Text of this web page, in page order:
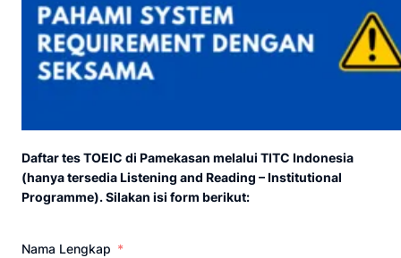
Daftar tes TOEIC di Pamekasan melalui TITC Indonesia
(hanya tersedia Listening and Reading – Institutional
Programme). Silakan isi form berikut:
Nama Lengkap